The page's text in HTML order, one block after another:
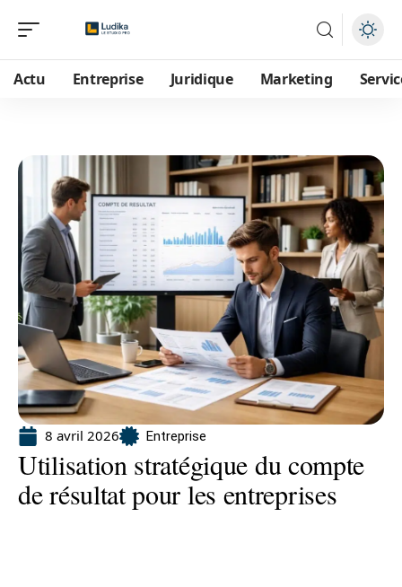
Actu Entreprise Juridique Marketing
8 avril 2026 Entreprise
Utilisation stratégique du compte
de résultat pour les entreprises